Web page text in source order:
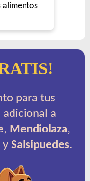
alimentos
para tus
adicional a
, Mendiolaza,
y Salsipuedes.